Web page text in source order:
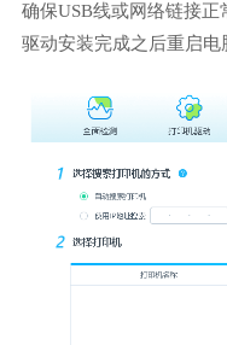
确保USB线或网络链接正
驱动安装完成之后重启